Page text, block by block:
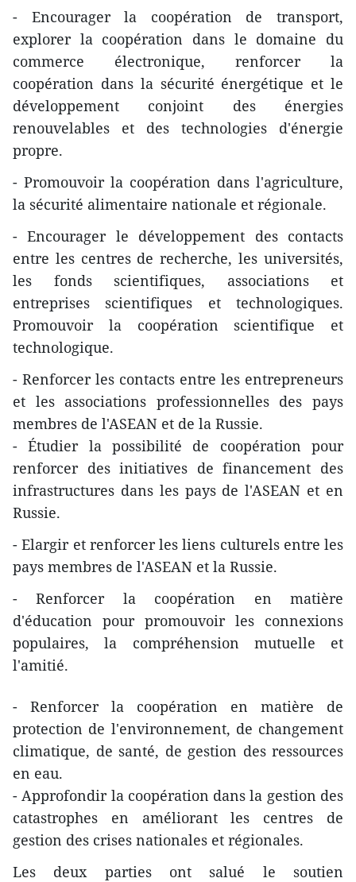
- Encourager la coopération de transport,
explorer la coopération dans le domaine du
commerce électronique, renforcer la
coopération dans la sécurité énergétique et le
développement conjoint des énergies
renouvelables et des technologies d'énergie
propre.
- Promouvoir la coopération dans l'agriculture,
la sécurité alimentaire nationale et régionale.
- Encourager le développement des contacts
entre les centres de recherche, les universités,
les fonds scientifiques, associations et
entreprises scientifiques et technologiques.
Promouvoir la coopération scientifique et
technologique.
- Renforcer les contacts entre les entrepreneurs
et les associations professionnelles des pays
membres de l'ASEAN et de la Russie.
- Étudier la possibilité de coopération pour
renforcer des initiatives de financement des
infrastructures dans les pays de l'ASEAN et en
Russie.
- Elargir et renforcer les liens culturels entre les
pays membres de l'ASEAN et la Russie.
- Renforcer la coopération en matière
d'éducation pour promouvoir les connexions
populaires, la compréhension mutuelle et
l'amitié.
- Renforcer la coopération en matière de
protection de l'environnement, de changement
climatique, de santé, de gestion des ressources
en eau.
- Approfondir la coopération dans la gestion des
catastrophes en améliorant les centres de
gestion des crises nationales et régionales.
Les deux parties ont salué le soutien